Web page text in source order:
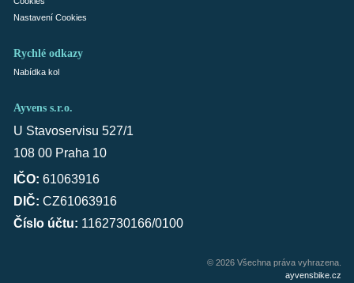
Nastavení Cookies
Rychlé odkazy
Nabídka kol
Ayvens s.r.o.
U Stavoservisu 527/1
108 00 Praha 10
IČO: 61063916
DIČ: CZ61063916
Číslo účtu: 1162730166/0100
© 2026 Všechna práva vyhrazena.
ayvensbike.cz